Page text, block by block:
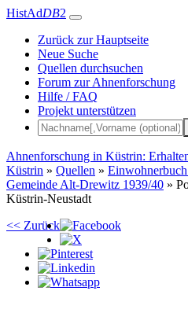
HistAdDB2
Zurück zur Hauptseite
Neue Suche
Quellen durchsuchen
Forum zur Ahnenforschung
Hilfe / FAQ
Projekt unterstützen
Ahnenforschung in Küstrin:
Küstrin » Quellen »
Gemeinde Alt-Drewitz 1939/40 »
Küstrin-Neustadt
<< Zurück